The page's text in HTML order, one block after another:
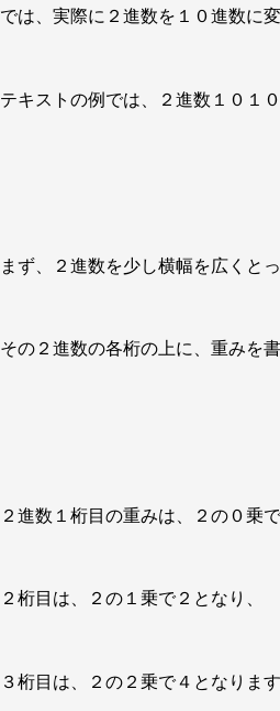
では、実際に２進数を１０進数に
テキストの例では、 ２進数１０１
まず、 ２進数を少し横幅を広くと
その ２進数の各桁の上に、重みを
２進数１桁目の重みは、２の０乗で
２桁目は、２の１乗で２となり、
３桁目は、２の２乗で４となります